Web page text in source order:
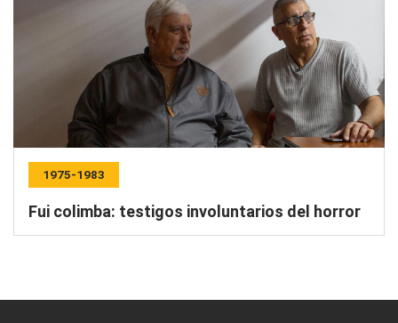
1975-1983
Fui colimba: testigos involuntarios del horror